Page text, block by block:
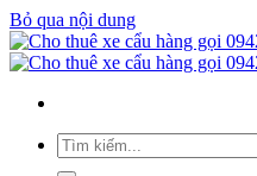
Bỏ qua nội dung